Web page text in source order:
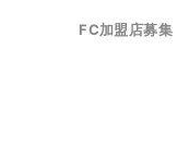
FC加盟店募集